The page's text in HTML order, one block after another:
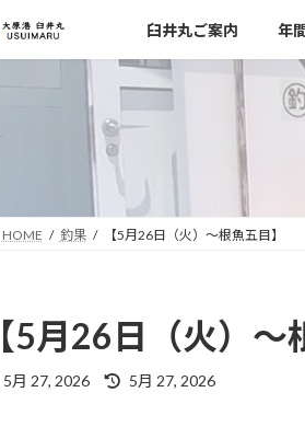
臼井丸ご案内 年
HOME 釣果 【5月26日（火）～根魚五目】
【5月26日（火）～
5月 27, 2026
最
5月 27, 2026